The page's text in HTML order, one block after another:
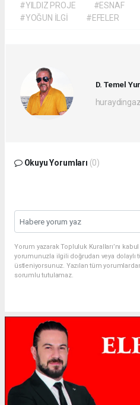
#YILDIZ PROJE #ESNAF
#YOĞUN İLGİ
#EFELER
D. Temel
Okuyu Yorumları (0)
Yorum yazarak Topluluk Kuralları’nı
yorumunuzla ilgili doğrudan veya dolaylı
üstleniyorsunuz. Yazılan tüm
sorumlu tutulamaz.